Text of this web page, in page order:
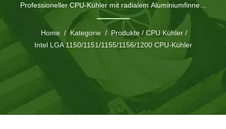
CPU-
KÜHLUNGSLÖSUNG
MIT VERBESSERTER
WÄRMELEISTUNG
Professioneller CPU-Kühler mit radialem Aluminiumfinnen-
Design und ultra-leisem Betrieb für Intel LGA
1155/1156/1200-Plattformen
Home / Kategorie / Produkte / CPU Kühler /
Intel LGA 1150/1151/1155/1156/1200 CPU-Kühler